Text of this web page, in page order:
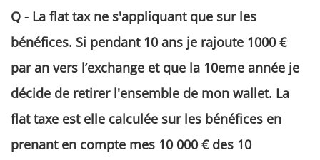
Q - La flat tax ne s'appliquant que sur les
bénéfices. Si pendant 10 ans je rajoute 1000 €
par an vers l’exchange et que la 10eme année je
décide de retirer l'ensemble de mon wallet. La
flat taxe est elle calculée sur les bénéfices en
prenant en compte mes 10 000 € des 10